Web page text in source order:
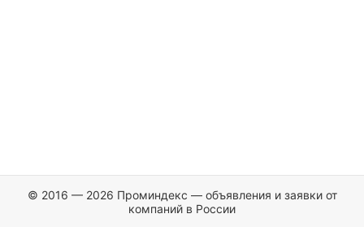
© 2016 — 2026 Проминдекс — объявления и заявки от
компаний в России